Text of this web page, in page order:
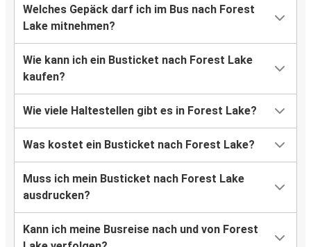
Welches Gepäck darf ich im Bus nach Forest
Lake mitnehmen?
Wie kann ich ein Busticket nach Forest Lake
kaufen?
Wie viele Haltestellen gibt es in Forest Lake?
Was kostet ein Busticket nach Forest Lake?
Muss ich mein Busticket nach Forest Lake
ausdrucken?
Kann ich meine Busreise nach und von Forest